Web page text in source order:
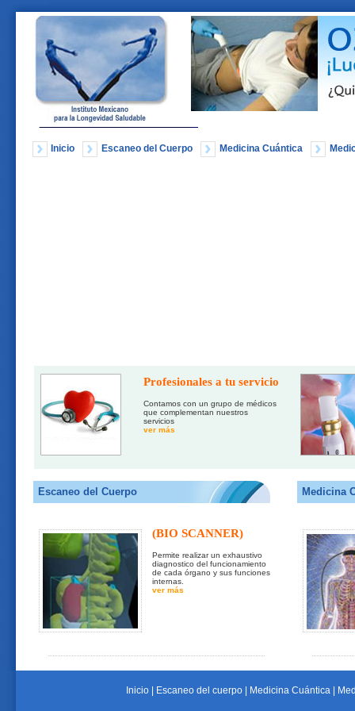
Inicio Escaneo del Cuerpo Medicina Cuántica
Profesionales a tu servicio
Contamos con un grupo de médicos
que complementan nuestros
servicios
ver más
Escaneo del Cuerpo
(BIO SCANNER)
Permite realizar un exhaustivo
diagnostico del funcionamiento
de cada órgano y sus funciones
internas.
ver más
Medicina
Inicio Escaneo del cuerpo Medicina Cuántica